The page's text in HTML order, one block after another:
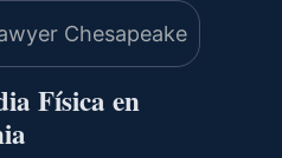
Física en